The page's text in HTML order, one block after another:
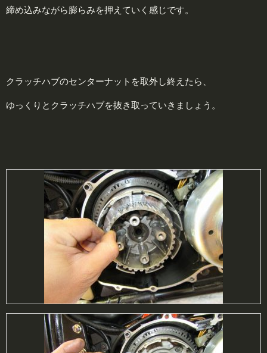
締め込みながら膨らみを押えていく感じです。
クラッチハブのセンターナットを取外し終えたら、
ゆっくりとクラッチハブを抜き取っていきましょう。